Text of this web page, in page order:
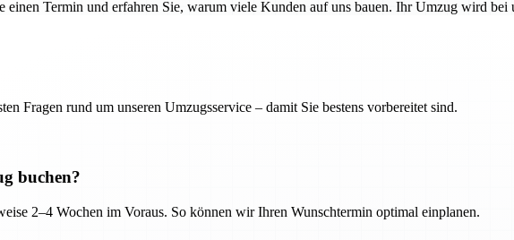
einen Termin und erfahren Sie, warum viele Kunden auf uns bauen. Ihr Umzug wird bei
Fragen rund um unseren Umzugsservice – damit Sie bestens vorbereitet sind.
buchen?
2–4 Wochen im Voraus. So können wir Ihren Wunschtermin optimal einplanen.